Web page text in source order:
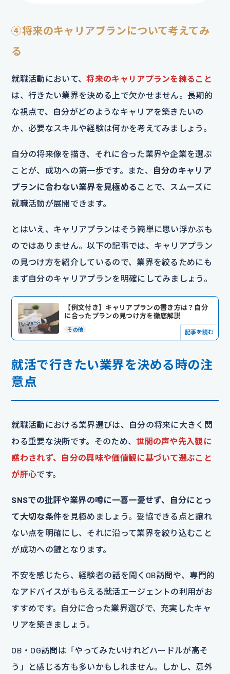
④将来のキャリアプランについて考えてみ
る
就職活動において、将来のキャリアプランを練ること
は、行きたい業界を決める上で欠かせません。長期的
な視点で、自分がどのようなキャリアを築きたいの
か、必要なスキルや経験は何かを考えてみましょう。
自分の将来像を描き、それに合った業界や企業を選ぶ
ことが、成功への第一歩です。また、
自分のキャリア
プランに合わない業界を見極める ことで、スムーズに
就職活動が展開できます。
とはいえ、キャリアプランはそう簡単に思い浮かぶも
のではありません。以下の記事では、キャリアプラン
の見つけ方を紹介しているので、業界を絞るためにも
まず自分のキャリアプランを明確にしてみましょう。
【例文付き】キャリアプランの書き方は？自分
に合ったプランの見つけ方を徹底解説
その他 記事を読む
就活で行きたい業界を決める時の注
意点
就職活動における業界選びは、自分の将来に大きく関
わる重要な決断です。そのため、世間の声や先入観に
惑わされず、自分の興味や価値観に基づいて選ぶこと
が肝心です。
SNSでの批評や業界の噂に一喜一憂せず、自分にとっ
て大切な条件を見極めましょう。妥協できる点と譲れ
ない点を明確にし、それに沿って業界を絞り込むこと
が成功への鍵となります。
不安を感じたら、経験者の話を聞くOB訪問や、専門的
なアドバイスがもらえる就活エージェントの利用がお
すすめです。自分に合った業界選びで、充実したキャ
リアを築きましょう。
OB・OG訪問は「やってみたいけれどハードルが高そ
う」と感じる方も多いかもしれません。しかし、意外